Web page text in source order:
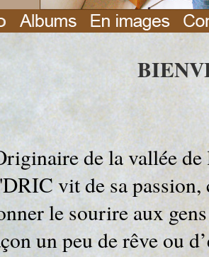
de la vallée de
vit de sa passion,
le sourire aux
un peu de rêve ou